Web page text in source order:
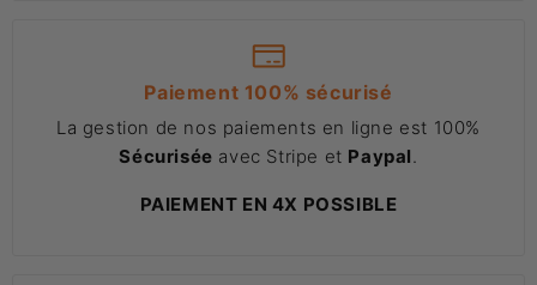
Paiement 100% sécurisé
La gestion de nos paiements en ligne est 100%
Sécurisée avec Stripe et Paypal.
PAIEMENT EN 4X POSSIBLE